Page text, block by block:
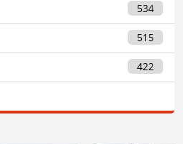
534
515
422